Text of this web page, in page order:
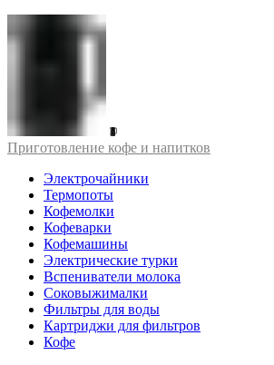
Приготовление кофе и напитков
Электрочайники
Термопоты
Кофемолки
Кофеварки
Кофемашины
Электрические турки
Вспениватели молока
Соковыжималки
Фильтры для воды
Картриджи для фильтров
Кофе